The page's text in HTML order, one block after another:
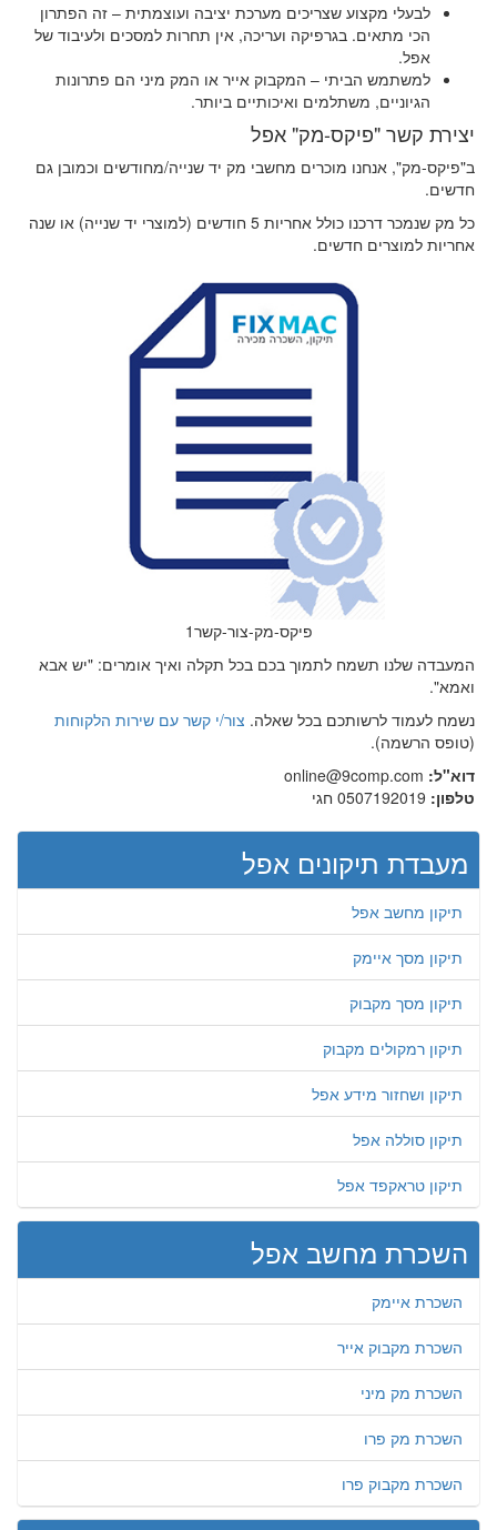
לבעלי מקצוע שצריכים מערכת יציבה ועוצמתית – זה הפתרון
הכי מתאים. בגרפיקה ועריכה, אין תחרות למסכים ולעיבוד של
אפל.
למשתמש הביתי – המקבוק אייר או המק מיני הם פתרונות
הגיוניים, משתלמים ואיכותיים ביותר.
יצירת קשר "פיקס-מק" אפל
ב"פיקס-מק", אנחנו מוכרים מחשבי מק יד שנייה/מחודשים וכמובן גם
חדשים.
כל מק שנמכר דרכנו כולל אחריות 5 חודשים (למוצרי יד שנייה) או שנה
אחריות למוצרים חדשים.
פיקס-מק-צור-קשר1
המעבדה שלנו תשמח לתמוך בכם בכל תקלה ואיך אומרים: "יש אבא
ואמא".
נשמח לעמוד לרשותכם בכל שאלה. צור/י קשר עם שירות הלקוחות
(טופס הרשמה).
דוא"ל: online@9comp.com
טלפון:
מעבדת תיקונים אפל
תיקון מחשב אפל
תיקון מסך איימק
תיקון מסך מקבוק
תיקון רמקולים מקבוק
תיקון ושחזור מידע אפל
תיקון סוללה אפל
תיקון טראקפד אפל
השכרת מחשב אפל
השכרת איימק
השכרת מקבוק אייר
השכרת מק מיני
השכרת מק פרו
השכרת מקבוק פרו